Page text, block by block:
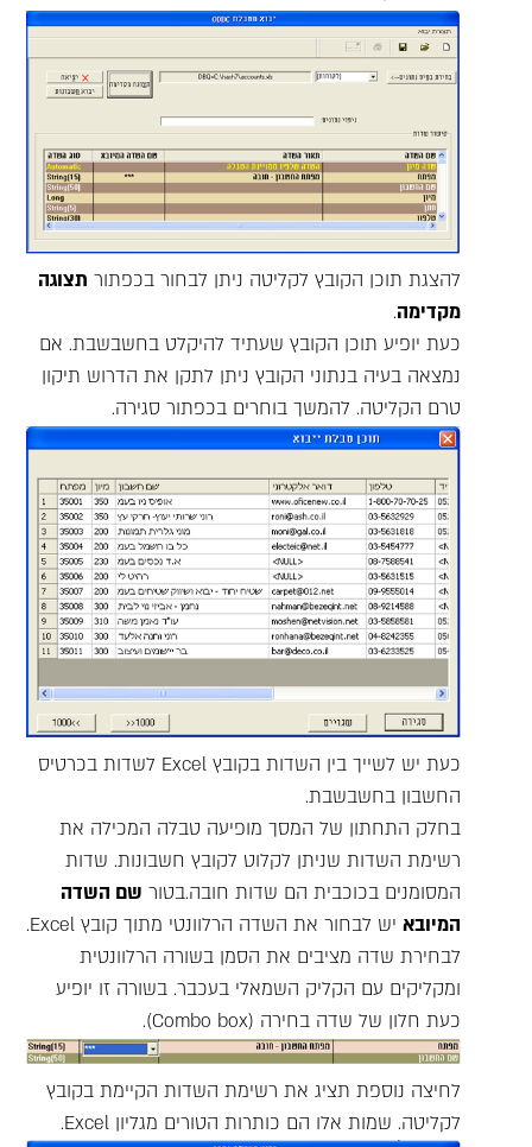
להצגת תוכן הקובץ לקליטה ניתן לבחור בכפתור תצוגה
מקדימה.
כעת יופיע תוכן הקובץ שעתיד להיקלט בחשבשבת. אם
נמצאה בעיה בנתוני הקובץ ניתן לתקן את הדרוש תיקון
טרם הקליטה. להמשך בוחרים בכפתור סגירה.
כעת יש לשייך בין השדות בקובץ Excel לשדות בכרטיס
החשבון בחשבשבת.
בחלק התחתון של המסך מופיעה טבלה המכילה את
רשימת השדות שניתן לקלוט לקובץ חשבונות. שדות
המסומנים בכוכבית הם שדות חובה.בטור שם השדה
המיובא
יש לבחור את השדה הרלוונטי מתוך קובץ Excel.
לבחירת שדה מציבים את הסמן בשורה הרלוונטית
ומקליקים עם הקליק השמאלי בעכבר. בשורה זו יופיע
כעת חלון של שדה בחירה (Combo box).
לחיצה נוספת תציג את רשימת השדות הקיימת בקובץ
לקליטה. שמות אלו הם כותרות הטורים מגליון Excel.